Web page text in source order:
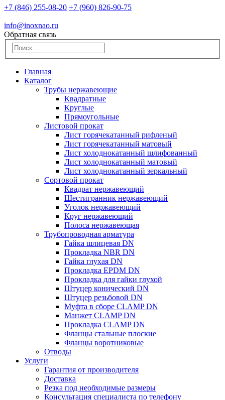
+7 (846) 255-08-20 +7 (960) 826-90-75
info@inoxnao.ru
Обратная связь
Главная
Каталог
Трубы нержавеющие
Квадратные
Круглые
Прямоугольные
Листовой прокат
Лист горячекатанный рифленый
Лист горячекатанный матовый
Лист холоднокатанный шлифованный
Лист холоднокатанный матовый
Лист холоднокатанный зеркальный
Сортовой прокат
Квадрат нержавеющий
Шестигранник нержавеющий
Уголок нержавеющий
Круг нержавеющий
Полоса нержавеющая
Трубопроводная арматура
Гайка шлицевая DN
Прокладка NBR DN
Гайка глухая DN
Прокладка EPDM DN
Прокладка для гайки глухой
Штуцер конический DN
Штуцер резьбовой DN
Муфта в сборе CLAMP DN
Манжет CLAMP DN
Прокладка CLAMP DN
Фланцы стальные плоские
Фланцы воротниковые
Отводы
Услуги
Гарантия от производителя
Доставка
Резка под необходимые размеры
Консультация специалиста по телефону